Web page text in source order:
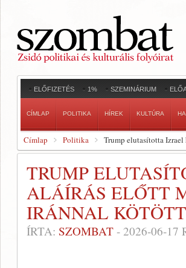
ELŐFIZETÉS 1% SZEMINÁRIUM
CÍMLAP POLITIKA HÍREK KULTÚRA
Címlap Politika Trump elutasította
TRUMP
ALÁÍRÁS ELŐTT
IRÁNNAL
ÍRTA: SZOMBAT - 2026-06-17